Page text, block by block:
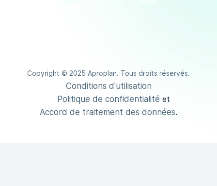
Copyright © 2025 Aproplan. Tous droits réservés.
Conditions d'utilisation
Politique de confidentialité et
Accord de traitement des données.